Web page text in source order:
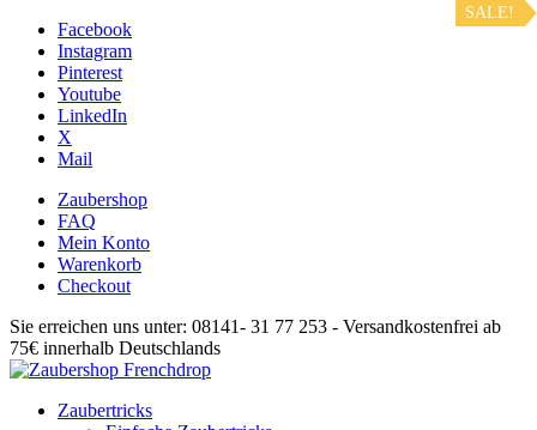
Facebook
Instagram
Pinterest
Youtube
LinkedIn
X
Mail
Zaubershop
FAQ
Mein Konto
Warenkorb
Checkout
Sie erreichen uns unter: 08141- 31 77 253 - Versandkostenfrei ab
75€ innerhalb Deutschlands
Zaubertricks
SALE!